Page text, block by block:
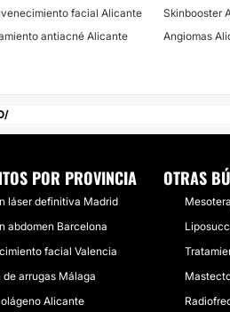
facial Alicante Skinbooster
antiacné Alicante Angiomas
POR PROVINCIA
láser definitiva Madrid
abdomen Barcelona
facial Valencia
arrugas Málaga
Alicante
OTRAS